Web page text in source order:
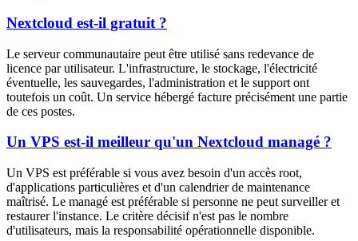
Nextcloud est-il gratuit ?
Le serveur communautaire peut être utilisé sans redevance de
licence par utilisateur. L'infrastructure, le stockage, l'électricité
éventuelle, les sauvegardes, l'administration et le support ont
toutefois un coût. Un service hébergé facture précisément une partie
de ces postes.
Un VPS est-il meilleur qu'un Nextcloud managé ?
Un VPS est préférable si vous avez besoin d'un accès root,
d'applications particulières et d'un calendrier de maintenance
maîtrisé. Le managé est préférable si personne ne peut surveiller et
restaurer l'instance. Le critère décisif n'est pas le nombre
d'utilisateurs, mais la responsabilité opérationnelle disponible.